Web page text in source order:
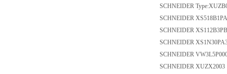
SCHNEIDER
SCHNEIDER
SCHNEIDER
SCHNEIDER
SCHNEIDER
SCHNEIDER